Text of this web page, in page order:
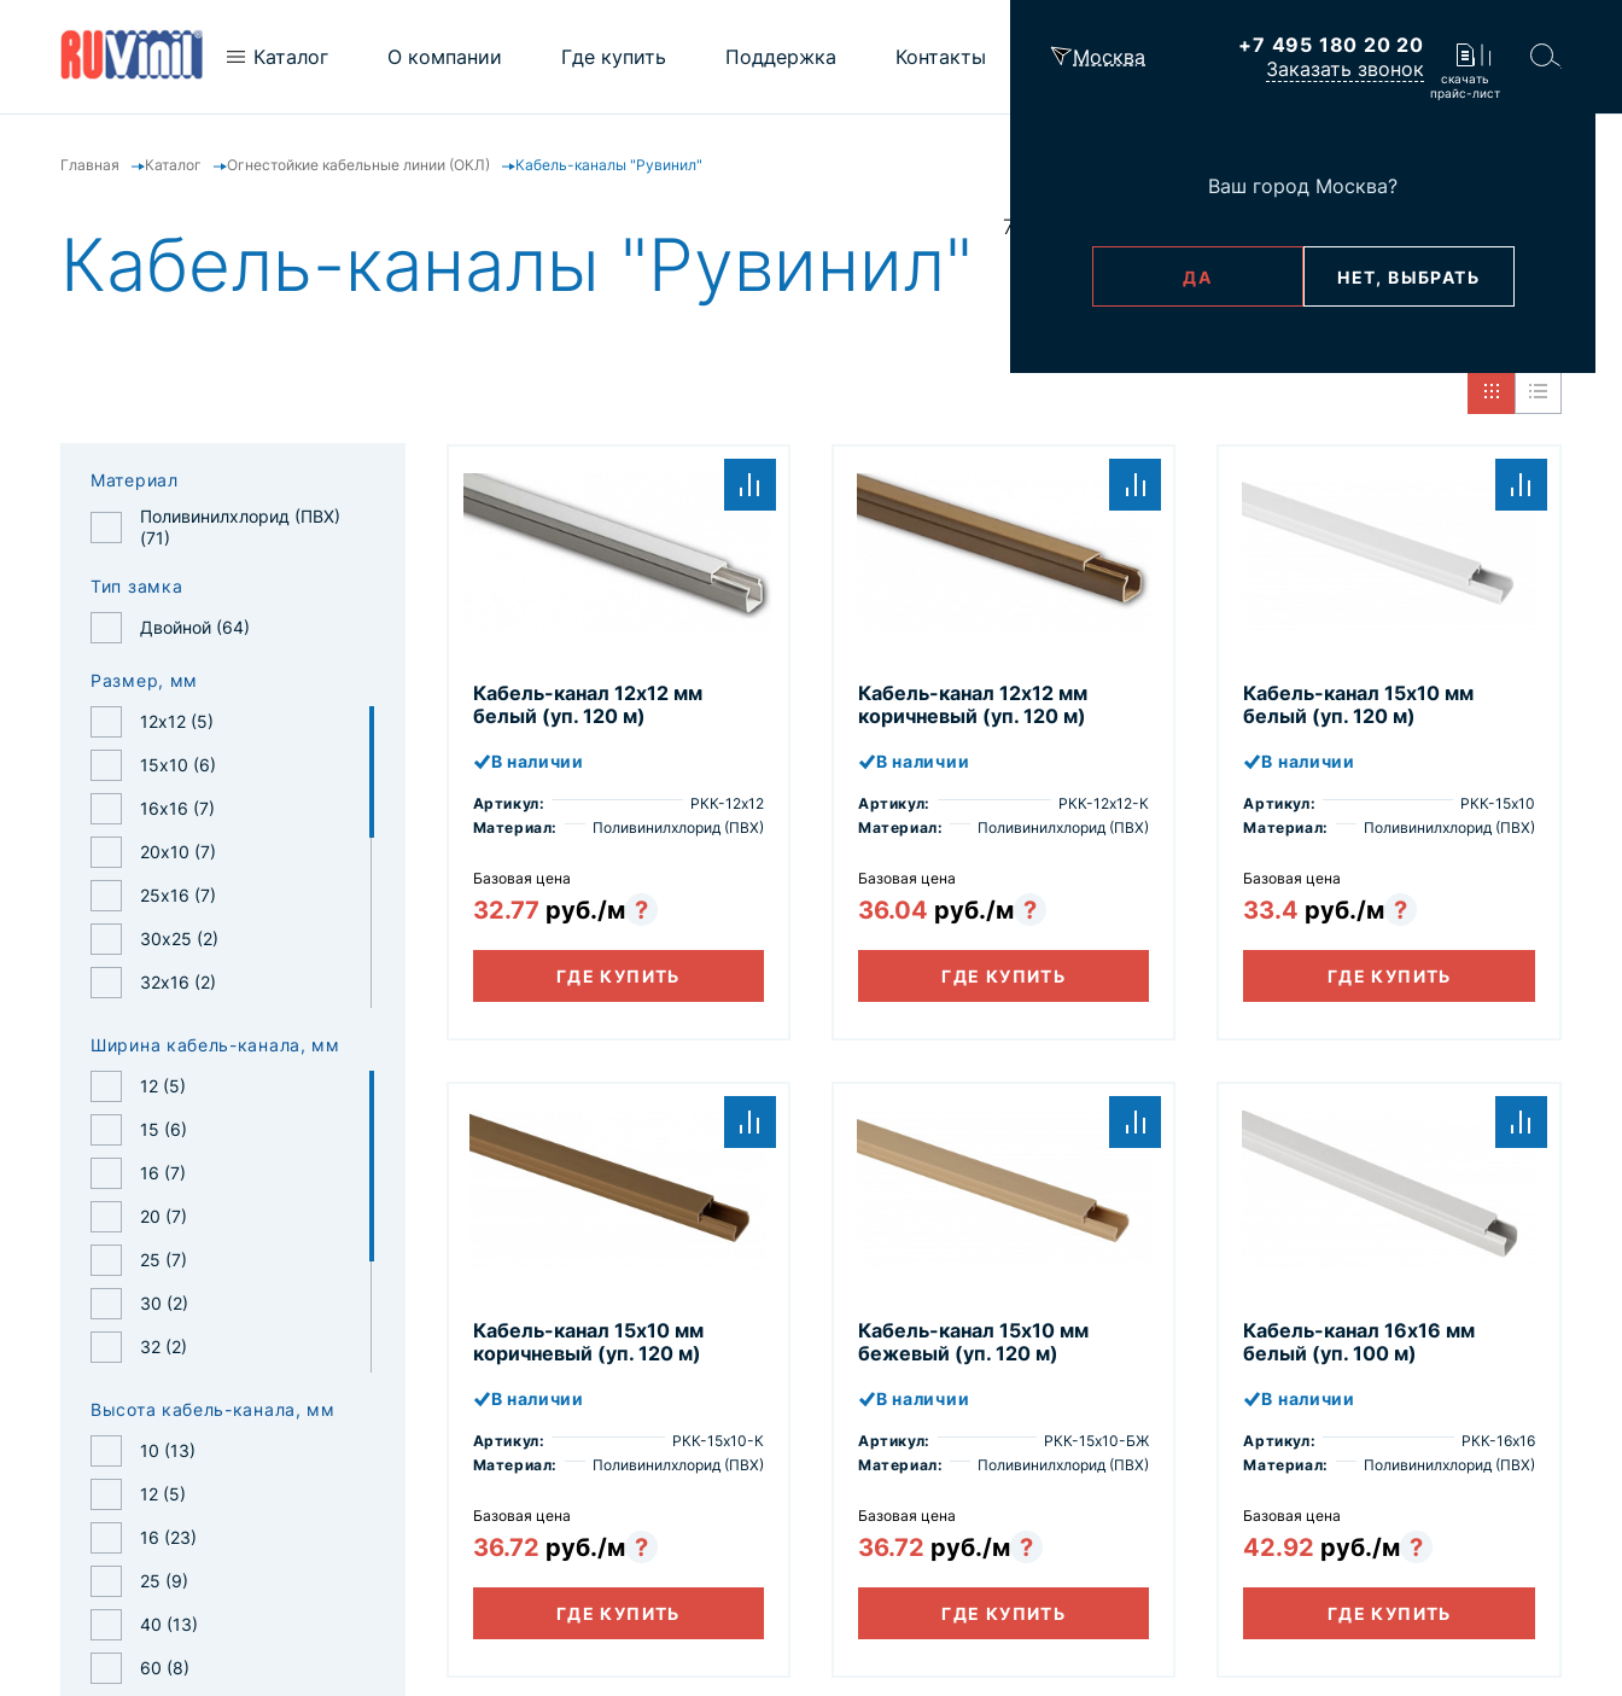
Каталог
Аксессуары для труб
Электромонтажные щитки
одностенные и двустенные
Трубы дренажные
Огнестойкие кабельные линии
(ОКЛ)
Система «Загородный дом»
Лотки металлические
Заказные позиции
О компании
Отзывы
Где купить Поддержка
Калькулятор подбора ОКЛ ELTROS OKLine
Часто задаваемые вопросы
Библиотека
Контакты Москва
Ваш город Москва?
ДА НЕТ, ВЫБРАТЬ
+7 495 180 20 20
Заказать звонок
скачать
прайс-лист
Главная Каталог Огнестойкие кабельные линии (ОКЛ) Кабель-каналы "Рувинил"
Кабель-каналы "Рувинил" 71
Материал
Поливинилхлорид (ПВХ)
(71)
Тип замка
Двойной (64)
Размер, мм
12х12 (5)
15х10 (6)
16х16 (7)
20х10 (7)
25х16 (7)
30х25 (2)
32х16 (2)
Ширина кабель-канала, мм
12 (5)
15 (6)
16 (7)
20 (7)
25 (7)
30 (2)
32 (2)
Высота кабель-канала, мм
10 (13)
12 (5)
16 (23)
25 (9)
40 (13)
60 (8)
Кабель-канал 12х12 мм
белый (уп. 120 м)
В наличии
Артикул:
РКК-12х12
Материал:
Поливинилхлорид (ПВХ)
Базовая цена
32.77 руб./м ?
ГДЕ КУПИТЬ
Кабель-канал 12х12 мм
коричневый (уп. 120 м)
В наличии
Артикул:
РКК-12х12-К
Материал:
Поливинилхлорид (ПВХ)
Базовая цена
36.04 руб./м ?
ГДЕ КУПИТЬ
Кабель-канал 15х10 мм
белый (уп. 120 м)
В наличии
Артикул:
РКК-15х10
Материал:
Поливинилхлорид (ПВХ)
Базовая цена
33.4 руб./м ?
ГДЕ КУПИТЬ
Кабель-канал 15х10 мм
коричневый (уп. 120 м)
В наличии
Артикул:
РКК-15х10-К
Материал:
Поливинилхлорид (ПВХ)
Базовая цена
36.72 руб./м ?
ГДЕ КУПИТЬ
Кабель-канал 15х10 мм
бежевый (уп. 120 м)
В наличии
Артикул:
РКК-15х10-БЖ
Материал:
Поливинилхлорид (ПВХ)
Базовая цена
36.72 руб./м ?
ГДЕ КУПИТЬ
Кабель-канал 16х16 мм
белый (уп. 100 м)
В наличии
Артикул:
РКК-16х16
Материал:
Поливинилхлорид (ПВХ)
Базовая цена
42.92 руб./м ?
ГДЕ КУПИТЬ